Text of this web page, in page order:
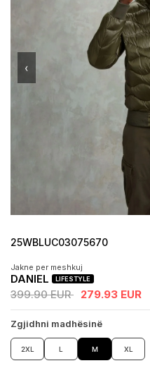
‹
25WBLUC03075670
Jakne per meshkuj
DANIEL LIFESTYLE
399.90 EUR 279.93 EUR
Zgjidhni madhësinë
2XL L M XL